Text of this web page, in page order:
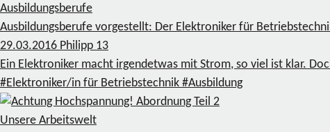
Ausbildungsberufe
Ausbildungsberufe vorgestellt: Der Elektroniker für
29.03.2016 Philipp 13
Ein Elektroniker macht irgendetwas mit Strom, so viel ist klar.
#Elektroniker/in für Betriebstechnik #Ausbildung
Unsere Arbeitswelt